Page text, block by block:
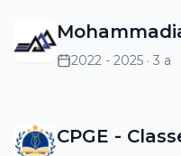
2022 - 2025 · 3 a
CPGE -